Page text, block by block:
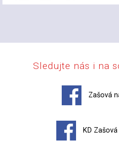
Sledujte nás i na
Zašová
KD